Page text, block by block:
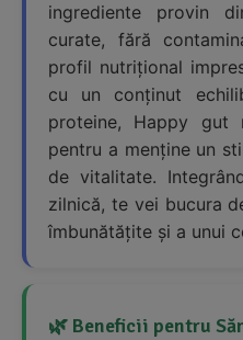
ingrediente provin
curate, fără
profil nutrițional
cu un conținut
proteine, Happy gut
pentru a menține un
de vitalitate.
zilnică, te vei bucura
îmbunătățite și a unui
🌿 Beneficii pentru